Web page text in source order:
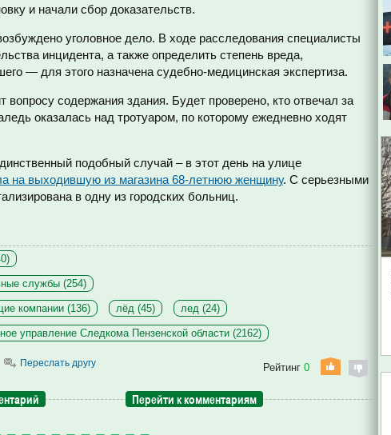
и начали сбор доказательств.
уголовное дело. В ходе расследования специалисты
инцидента, а также определить степень вреда,
— для этого назначена судебно-медицинская экспертиза.
содержания здания. Будет проверено, кто отвечал за
оказалась над тротуаром, по которому ежедневно ходят
подобный случай – в этот день на улице
на выходившую из магазина 68-летнюю женщину. С серьезными
в одну из городских больниц.
службы (254)
компании (136) лёд (45)
лед (24)
управление Следкома Пензенской области (2162)
Переслать другу Рейтинг 0
Перейти к комментариям